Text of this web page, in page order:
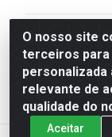
O nosso site
terceiros para
personalizada
relevante de
qualidade do
Aceitar
Atacadao da
Distribuicao
Industrial